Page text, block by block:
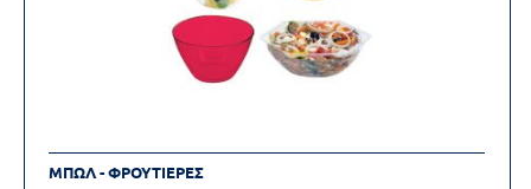
ΜΠΩΛ - ΦΡΟΥΤΙΕΡΕΣ